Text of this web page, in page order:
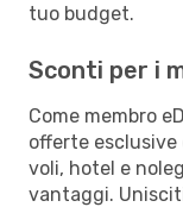
tuo budget.
Sconti per i
Come membro
offerte esclusive
voli, hotel e
vantaggi.